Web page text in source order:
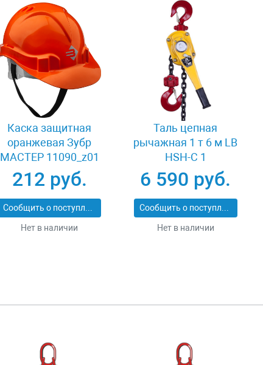
Каска защитная
оранжевая Зубр
МАСТЕР 11090_z01
212 руб.
Сообщить о поступлении
Нет в наличии
Таль цепная
рычажная 1 т 6 м LB
HSH-C 1
6 590 руб.
Сообщить о поступлении
Нет в наличии